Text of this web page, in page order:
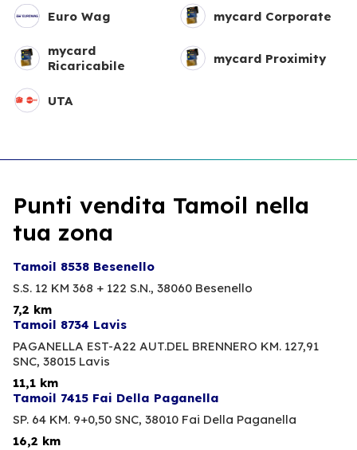
Euro Wag mycard Corporate
mycard
Ricaricabile
mycard Proximity
UTA
Punti vendita Tamoil nella
tua zona
Tamoil 8538 Besenello
S.S. 12 KM 368 + 122 S.N., 38060 Besenello
7,2 km
Tamoil 8734 Lavis
PAGANELLA EST-A22 AUT.DEL BRENNERO KM. 127,91
SNC, 38015 Lavis
11,1 km
Tamoil 7415 Fai Della Paganella
SP. 64 KM. 9+0,50 SNC, 38010 Fai Della Paganella
16,2 km